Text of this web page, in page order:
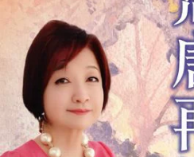
居家生活 3C家電
女裝 男裝
日本購物 電子/紙本書